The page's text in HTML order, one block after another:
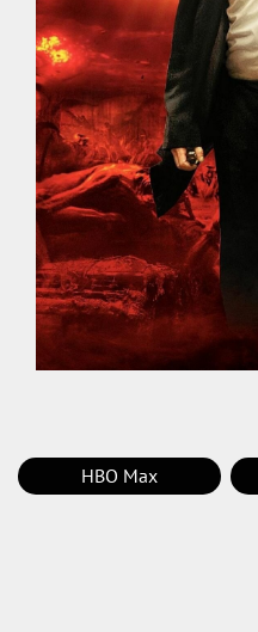
HBO Max